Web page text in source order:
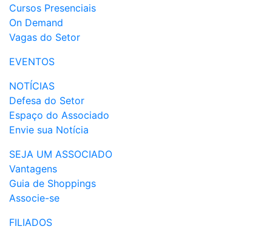
Cursos Presenciais
On Demand
Vagas do Setor
EVENTOS
NOTÍCIAS
Defesa do Setor
Espaço do Associado
Envie sua Notícia
SEJA UM ASSOCIADO
Vantagens
Guia de Shoppings
Associe-se
FILIADOS